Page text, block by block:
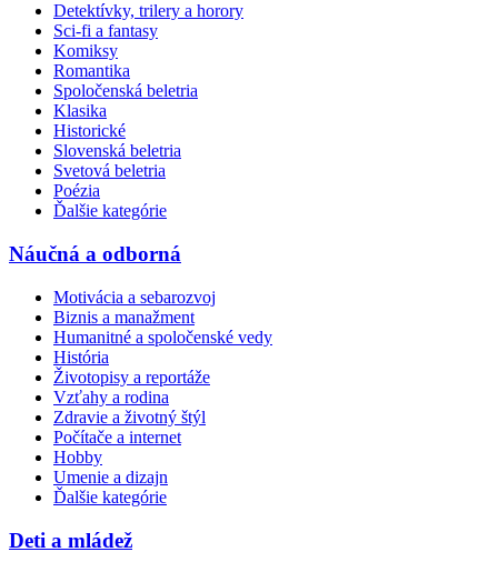
Detektívky, trilery a horory
Sci-fi a fantasy
Komiksy
Romantika
Spoločenská beletria
Klasika
Historické
Slovenská beletria
Svetová beletria
Poézia
Ďalšie kategórie
Náučná a odborná
Motivácia a sebarozvoj
Biznis a manažment
Humanitné a spoločenské vedy
História
Životopisy a reportáže
Vzťahy a rodina
Zdravie a životný štýl
Počítače a internet
Hobby
Umenie a dizajn
Ďalšie kategórie
Deti a mládež